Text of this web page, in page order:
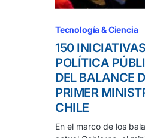
Tecnología & Ciencia
150
POLÍTICA
DEL BALANCE
PRIMER
CHILE
En el marco de los